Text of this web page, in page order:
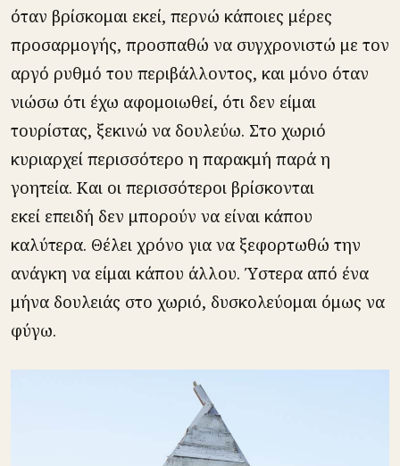
όταν βρίσκομαι εκεί, περνώ κάποιες μέρες
προσαρμογής, προσπαθώ να συγχρονιστώ με τον
αργό ρυθμό του περιβάλλοντος, και μόνο όταν
νιώσω ότι έχω αφομοιωθεί, ότι δεν είμαι
τουρίστας, ξεκινώ να δουλεύω. Στο χωριό
κυριαρχεί περισσότερο η παρακμή παρά η
γοητεία. Και οι περισσότεροι βρίσκονται
εκεί επειδή δεν μπορούν να είναι κάπου
καλύτερα. Θέλει χρόνο για να ξεφορτωθώ την
ανάγκη να είμαι κάπου άλλου. Ύστερα από ένα
μήνα δουλειάς στο χωριό, δυσκολεύομαι όμως να
φύγω.